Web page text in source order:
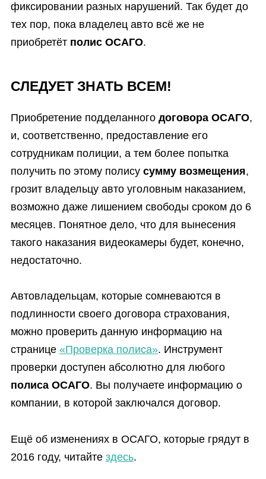
фиксировании разных нарушений. Так будет до
тех пор, пока владелец авто всё же не
приобретёт полис ОСАГО.
СЛЕДУЕТ ЗНАТЬ ВСЕМ!
Приобретение подделанного договора ОСАГО,
и, соответственно, предоставление его
сотрудникам полиции, а тем более попытка
получить по этому полису сумму возмещения,
грозит владельцу авто уголовным наказанием,
возможно даже лишением свободы сроком до 6
месяцев. Понятное дело, что для вынесения
такого наказания видеокамеры будет, конечно,
недостаточно.
Автовладельцам, которые сомневаются в
подлинности своего договора страхования,
можно проверить данную информацию на
странице «Проверка полиса». Инструмент
проверки доступен абсолютно для любого
полиса ОСАГО. Вы получаете информацию о
компании, в которой заключался договор.
Ещё об изменениях в ОСАГО, которые грядут в
2016 году, читайте здесь.